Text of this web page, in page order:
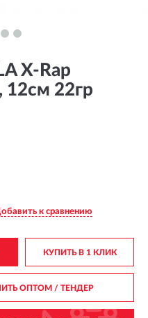
X-Rap
12см 22гр
к сравнению
КУПИТЬ В 1 КЛИК
ОПТОМ/ ТЕНДЕР